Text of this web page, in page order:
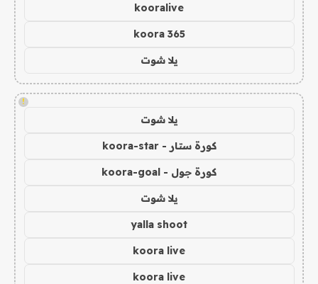
kooralive
koora 365
يلا شوت
!
يلا شوت
كورة ستار - koora-star
كورة جول - koora-goal
يلا شوت
yalla shoot
koora live
koora live